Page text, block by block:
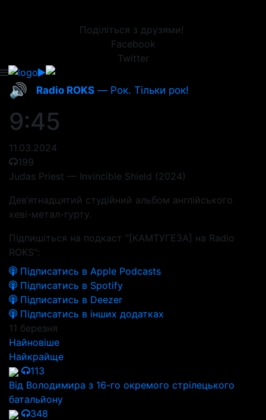
Поділіться з друзями!
Facebook
Twitter
🔊 Radio ROKS — Рок. Тільки рок!
9:45
11.03.2024
199
Judas Priest — Invincible Shield (2024)
Дев’ятнадцятий студійний альбом англійського
хеві-метал-гурту.
Підпишіться на подкаст "[КАМТУГЕЗА] на Radio
ROKS":
Підписатись в Apple Podcasts
Підписатись в Spotify
Підписатись в Deezer
Підписатись в інших додатках
11 березня
Найновіше
Найкрайще
113
Від Володимира з 16-го окремого стрілецького
батальйону
348